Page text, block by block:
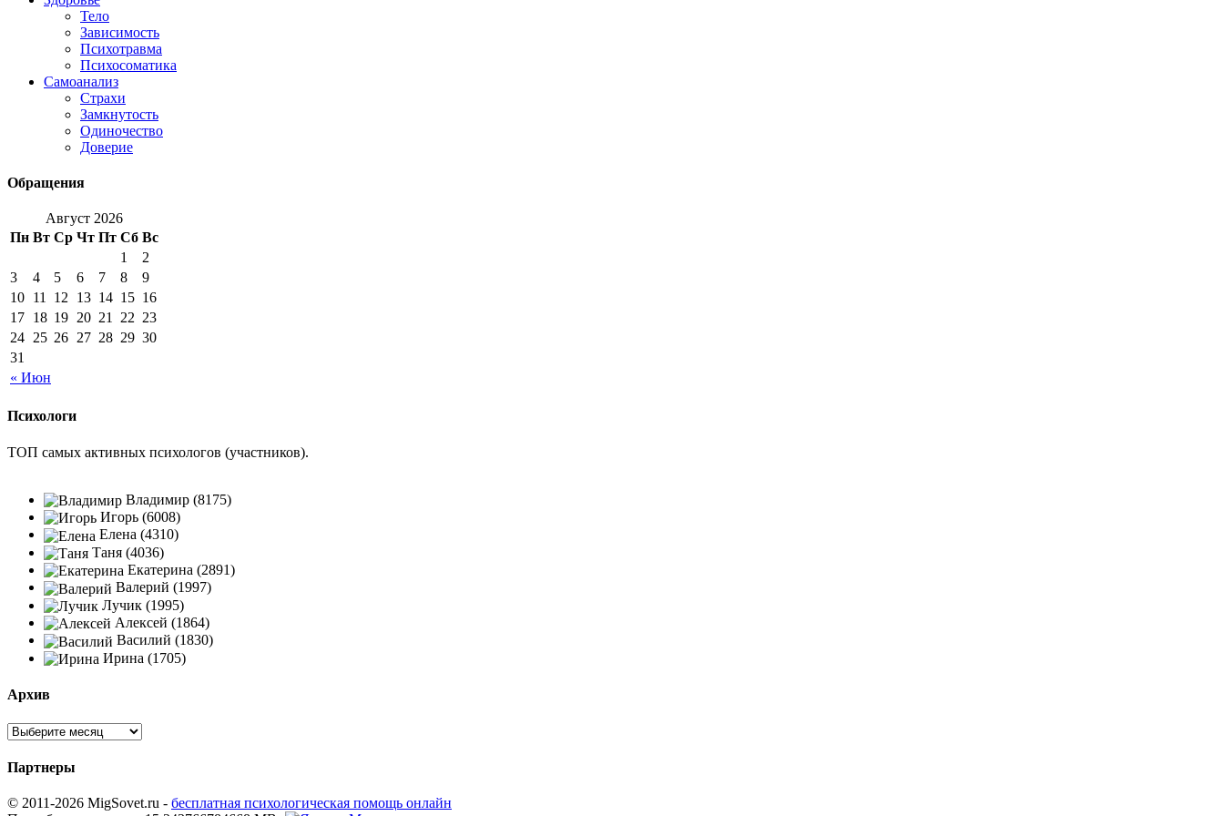
Тело
Зависимость
Психотравма
Психосоматика
Самоанализ
Страхи
Замкнутость
Одиночество
Доверие
Обращения
Август 2026
Пн Вт Ср Чт Пт Сб Вс
« Июн
1
2
3
4 5 6 7 8
9
10 11 12 13 14 15 16
17 18 19 20 21 22 23
24 25 26 27 28 29 30
31
Психологи
ТОП самых активных психологов (участников).
Владимир (8175)
Игорь (6008)
Елена (4310)
Таня (4036)
Екатерина (2891)
Валерий (1997)
Лучик (1995)
Алексей (1864)
Василий (1830)
Ирина (1705)
Архив
Партнеры
© 2011-2026 MigSovet.ru - бесплатная психологическая помощь онлайн